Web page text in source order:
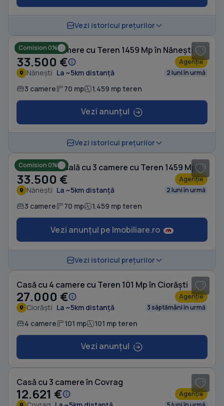
Vezi istoricul prețurilor
Comision 0%
Casă cu 3 camere cu Teren 1459 Mp în Nănești
33.500 € Agenție
Nănești La ~5km distanță 2 luni în urmă
3 camere 70 mp 1.459 mp teren
Vezi anunțul
Vezi istoricul prețurilor
Comision 0% Casă individuală cu 3 camere cu Teren 1459 Mp în Nănești
33.500 € Agenție
Nănești La ~5km distanță 2 luni în urmă
3 camere 70 mp 1.459 mp teren
Vezi anunțul pe Imobiliare.ro
Vezi istoricul prețurilor
Casă cu 4 camere cu Teren 101 Mp în Ciorăști
27.000 € Agenție
Ciorăști La ~5km distanță 3 săptămâni în urmă
4 camere 101 mp 101 mp teren
Vezi anunțul
Casă cu 3 camere în Covrag
12.621 € Agenție